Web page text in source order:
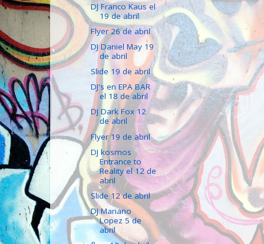
DJ Franco Kaus el
19 de abril
Flyer 26 de abril
DJ Daniel May 19
de abril
Slide 19 de abril
DJ's en EPA BAR
el 18 de abril
DJ Dark Fox 12
de abril
Flyer 19 de abril
DJ kosmos
Entrance to
Reality el 12 de
abril
Slide 12 de abril
DJ Mariano
Lopez 5 de
abril